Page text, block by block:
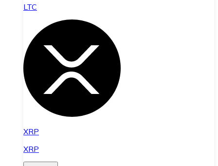
LTC
XRP
XRP